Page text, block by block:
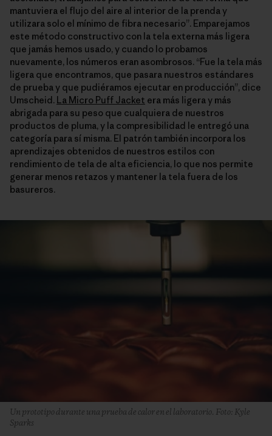
mantuviera el flujo del aire al interior de la prenda y
utilizara solo el mínimo de fibra necesario”. Emparejamos
este método constructivo con la tela externa más ligera
que jamás hemos usado, y cuando lo probamos
nuevamente, los números eran asombrosos. “Fue la tela más
ligera que encontramos, que pasara nuestros estándares
de prueba y que pudiéramos ejecutar en producción”, dice
Umscheid. La Micro Puff Jacket era más ligera y más
abrigada para su peso que cualquiera de nuestros
productos de pluma, y la compresibilidad le entregó una
categoría para sí misma. El patrón también incorpora los
aprendizajes obtenidos de nuestros estilos con
rendimiento de tela de alta eficiencia, lo que nos permite
generar menos retazos y mantener la tela fuera de los
basureros.
Un prototipo durante una prueba de calor en el laboratorio. Foto: Kyle
Sparks